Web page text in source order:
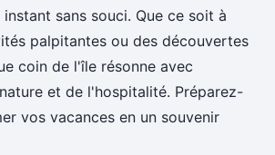
•5 min de lecture
sans souci. Que ce soit à
palpitantes ou des découvertes
coin de l'île résonne avec
et de l'hospitalité. Préparez-
vos vacances en un souvenir